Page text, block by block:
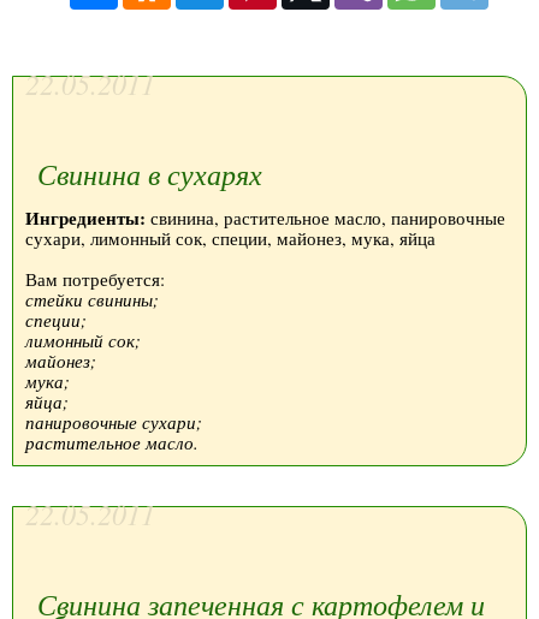
22.05.2011
Свинина в сухарях
Ингредиенты: свинина, растительное масло, панировочные
сухари, лимонный сок, специи, майонез, мука, яйца
Вам потребуется:
стейки свинины;
специи;
лимонный сок;
майонез;
мука;
яйца;
панировочные сухари;
растительное масло.
22.05.2011
Свинина запеченная с картофелем и